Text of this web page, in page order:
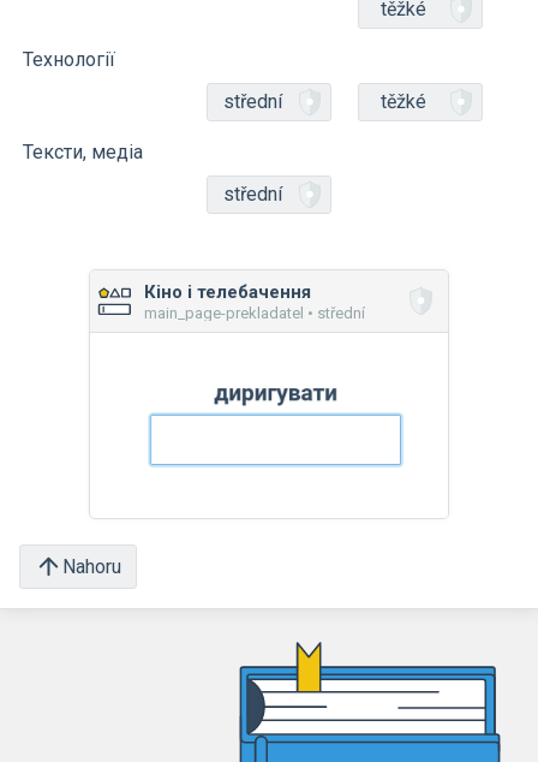
těžké
Технології
střední
těžké
Тексти, медіа
střední
Кіно і телебачення
main_page-prekladatel • střední
Nahoru